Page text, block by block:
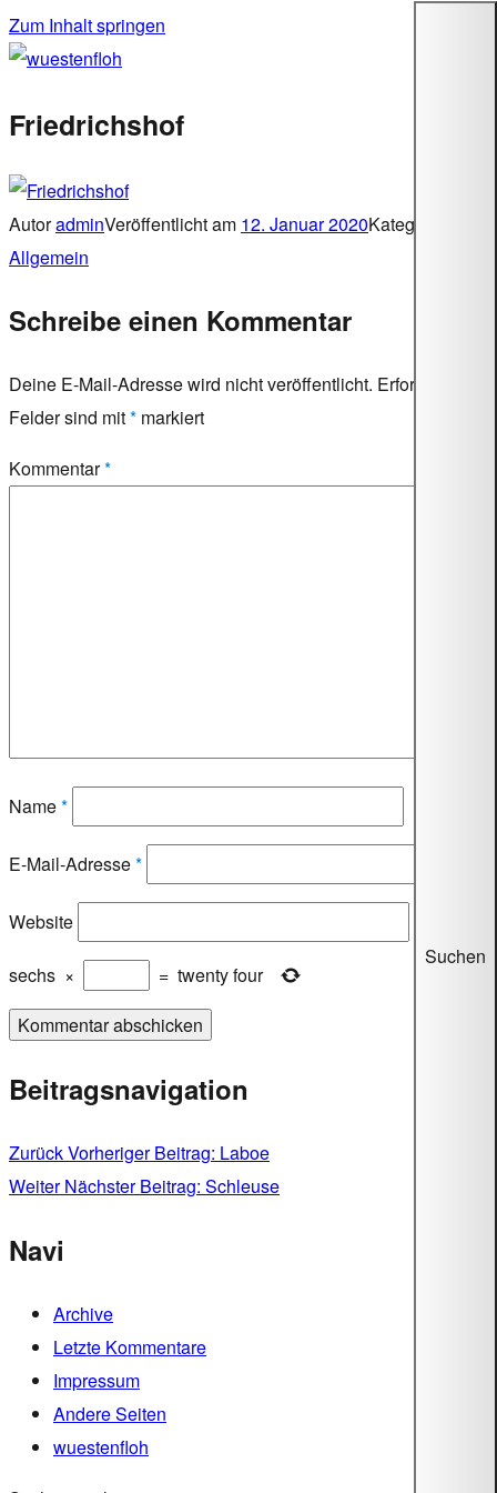
Zum Inhalt springen
wuestenfloh
Friedrichshof
AutoradminVeröffentlicht am 12. Januar 2020Kategorien
Allgemein
Schreibe einen Kommentar
Deine E-Mail-Adresse wird nicht veröffentlicht. Erforderliche
Felder sind mit* markiert
Kommentar*
Name*
E-Mail-Adresse*
Website
sechs × = twenty four
Beitragsnavigation
ZurückVorheriger Beitrag: Laboe
Weiter Nächster Beitrag: Schleuse
Navi
Archive
Letzte Kommentare
Impressum
Andere Seiten
wuestenfloh
Suchen